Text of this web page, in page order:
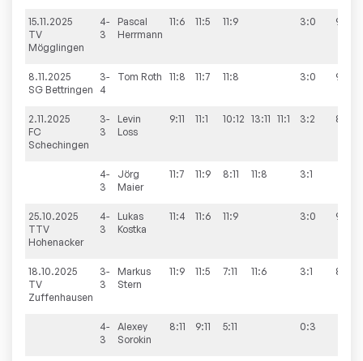
15.11.2025
TV
Mögglingen
4-
3
Pascal
Herrmann
11:6 11:5 11:9 3:0 9:1
8.11.2025
SG Bettringen
3-
4
Tom Roth 11:8 11:7 11:8 3:0 9:0
2.11.2025
FC
Schechingen
3-
3
Levin
Loss
9:11 11:1 10:12 13:11 11:1 3:2 8:8
4-
3
Jörg
Maier
11:7 11:9 8:11 11:8 3:1
25.10.2025
TTV
Hohenacker
4-
3
Lukas
Kostka
11:4 11:6 11:9 3:0 9:2
18.10.2025
TV
Zuffenhausen
3-
3
Markus
Stern
11:9 11:5 7:11 11:6 3:1 8:8
4-
3
Alexey
Sorokin
8:11 9:11 5:11 0:3